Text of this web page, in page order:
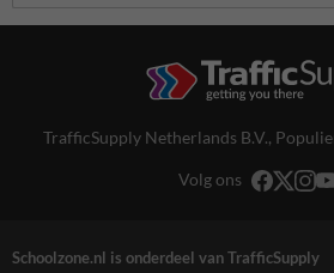
TrafficSupply Netherlands B.V.,
Volg ons
Schoolzone.nl is onderdeel van TrafficSupply